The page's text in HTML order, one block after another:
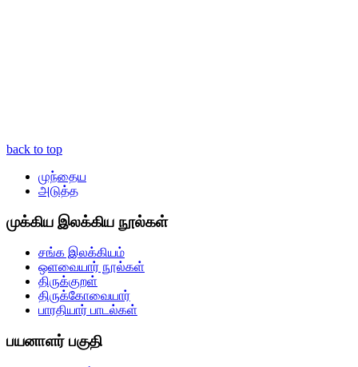
back to top
முந்தைய
அடுத்த
முக்கிய இலக்கிய நூல்கள்
சங்க இலக்கியம்
ஒளவையார் நூல்கள்
திருக்குறள்
திருக்கோவையார்
பாரதியார் பாடல்கள்
பயனாளர் பகுதி